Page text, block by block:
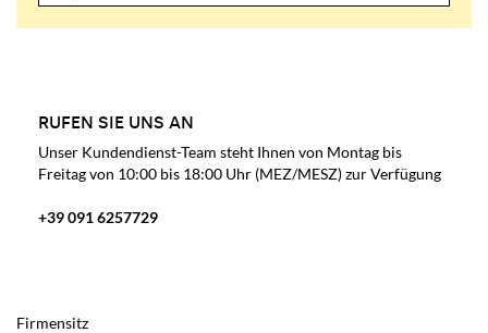
RUFEN SIE UNS AN
Unser Kundendienst-Team steht Ihnen von Montag bis
Freitag von 10:00 bis 18:00 Uhr (MEZ/MESZ) zur Verfügung
+39 091 6257729
Firmensitz